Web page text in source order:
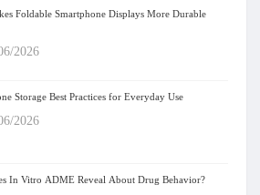
Foldable Smartphone Displays More Durable
2026
Storage Best Practices for Everyday Use
2026
In Vitro ADME Reveal About Drug Behavior?